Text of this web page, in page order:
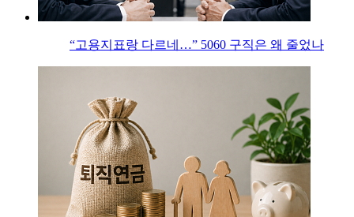
“고용지표랑 다르네…” 5060 구직은 왜 줄었나